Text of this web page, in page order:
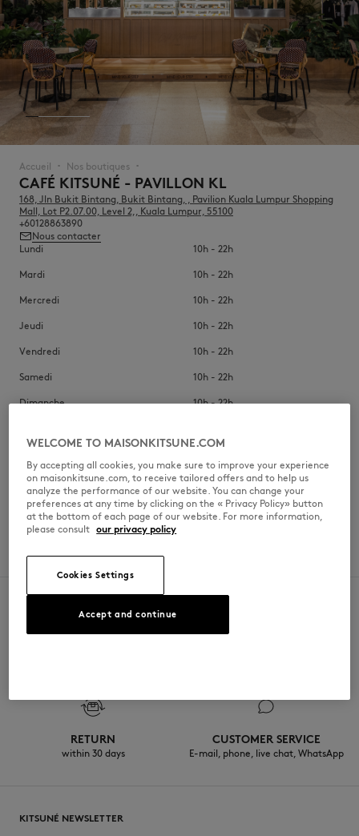
NOUVEAUTÉS
Accueil ▪︎ Nos boutiques ▪︎
CAFÉ KITSUNÉ - PAVILLON KL
168, Jln Bukit Bintang, Bukit Bintang, , Pavilion Kuala Lumpur Shopping
Mall, Lot P2.07.00, Level 2,, Kuala Lumpur, 55100
+60128863890
Nous contacter
Lundi
10h - 22h
Mardi 10h - 22h
Mercredi 10h - 22h
Jeudi 10h - 22h
Vendredi 10h - 22h
Samedi 10h - 22h
Dimanche 10h - 22h
SERVICES
Brunch
LANGUES PARLÉES
Anglais
RETURN
within 30 days
CUSTOMER SERVICE
E-mail, phone, live chat, WhatsApp
KITSUNÉ NEWSLETTER
WELCOME TO MAISONKITSUNE.COM
By accepting all cookies, you make sure to improve your experience
on maisonkitsune.com, to receive tailored offers and to help us
analyze the performance of our website. You can change your
preferences at any time by clicking on the « Privacy Policy» button
at the bottom of each page of our website. For more information,
please consult our privacy policy
Cookies Settings
Accept and continue